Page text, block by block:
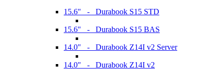
15.6" - Durabook S15 STD
15.6" - Durabook S15 BAS
14.0" - Durabook Z14I v2 Server
14.0" - Durabook Z14I v2